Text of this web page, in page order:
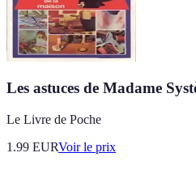
Les astuces de Madame
Le Livre de Poche
1.99 EURVoir le prix